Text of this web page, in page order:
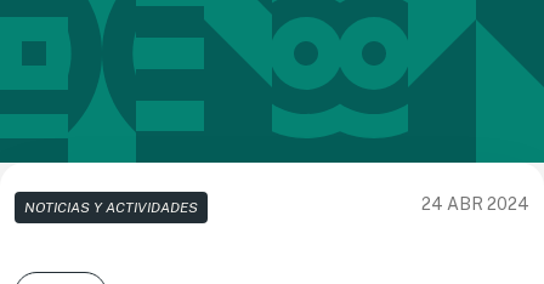
NOTICIAS Y ACTIVIDADES 24 ABR 2024